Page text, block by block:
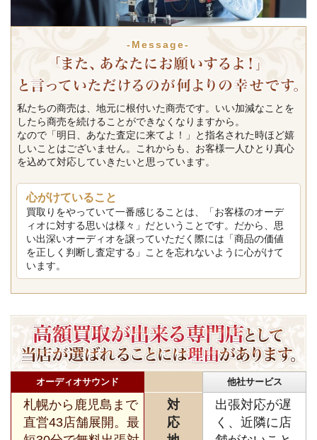
-Message-
私たちの商売は、地元に根付いた商売です。いい加減なことを
したら商売を続けることができなくなりますから。
なので「明日、あなた査定に来てよ！」と指名された時ほど嬉
しいことはございません。これからも、お客様一人ひとり真心
を込めて対応していきたいと思っています。
心がけていること
買取りをやっていて一番感じることは、「お客様のオーデ
ィオに対する思いは様々」だということです。だから、思
い出深いオーディオを譲っていただく際には「商品の価値
を正しく判断し査定する」ことを忘れないように心がけて
います。
オーディオサウンド 他社サービス
札幌から鹿児島まで
直営43店舗展開。最
対
応
出張対応が遅
く、近隣に店